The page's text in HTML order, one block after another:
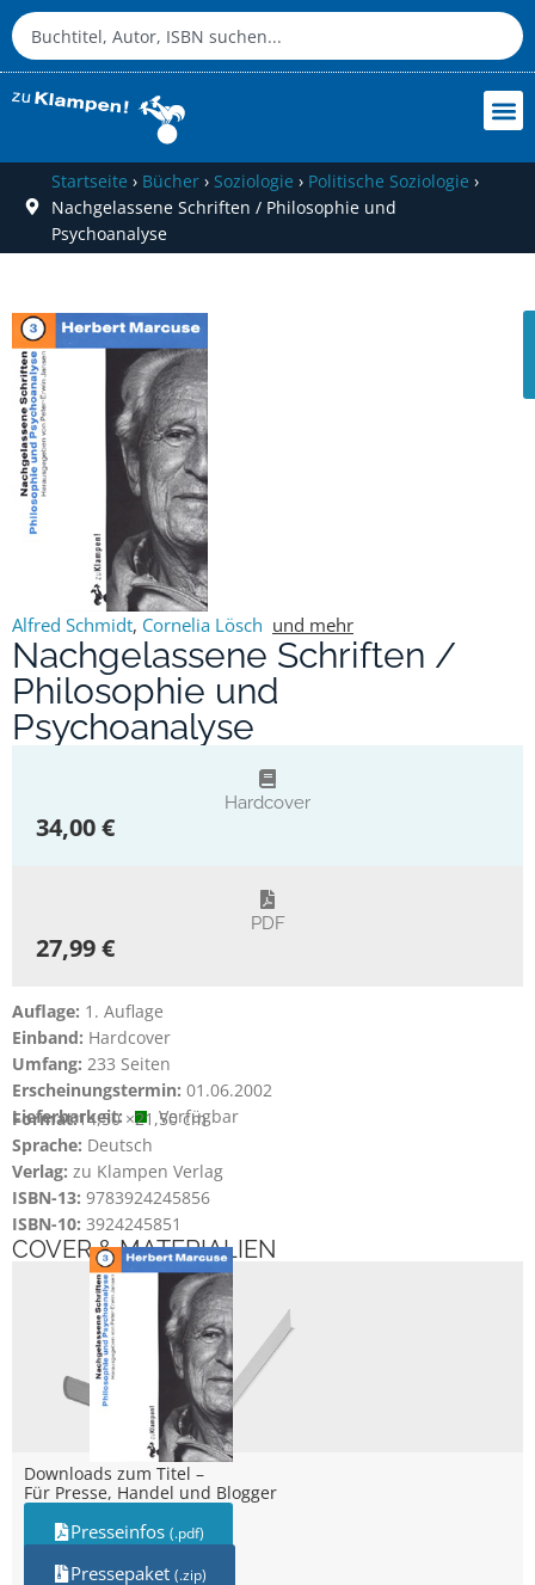
Startseite › Bücher› Soziologie › Politische Soziologie ›
Nachgelassene Schriften / Philosophie und
Psychoanalyse
Alfred Schmidt, Cornelia Lösch und mehr
Nachgelassene Schriften /
Philosophie und
Psychoanalyse
Hardcover
34,00 €
PDF
27,99 €
Auflage: 1. Auflage
Einband: Hardcover
Umfang: 233 Seiten
Erscheinungstermin: 01.06.2002
Lieferbarkeit:
Verfügbar
Format:14,50 ×21,50 cm
Sprache: Deutsch
Verlag: zu Klampen Verlag
ISBN-13: 9783924245856
ISBN-10: 3924245851
COVER & MATERIALIEN
Downloads zum Titel –
Für Presse, Handel und Blogger
Presseinfos (.pdf)
Pressepaket (.zip)